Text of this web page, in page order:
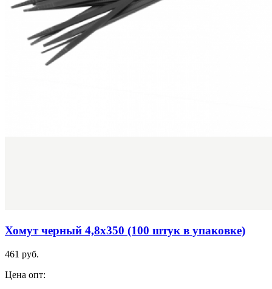
Хомут черный 4,8х350 (100 штук в упаковке)
461 руб.
Цена опт: